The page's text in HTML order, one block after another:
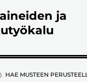
ja
HAE MUSTEEN